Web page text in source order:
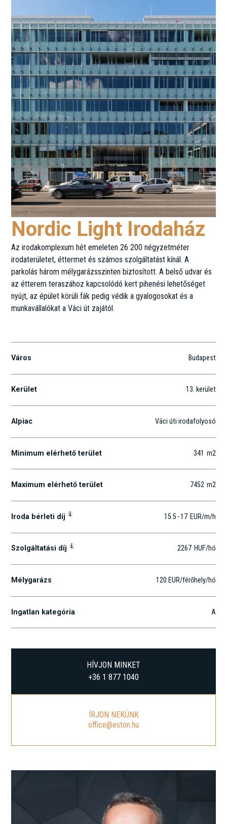
Nordic Light Irodaház
Az irodakomplexum hét emeleten 26 200 négyzetméter
irodaterületet, éttermet és számos szolgáltatást kínál. A
parkolás három mélygarázsszinten biztosított. A belső udvar és
az étterem teraszához kapcsolódó kert pihenési lehetőséget
nyújt, az épület körüli fák pedig védik a gyalogosokat és a
munkavállalókat a Váci út zajától.
Város Budapest
Kerület 13. kerület
Alpiac Váci úti irodafolyosó
Minimum elérhető terület 341 m2
Maximum elérhető terület 7452 m2
Iroda bérleti díj i 15.5-17 EUR/m/h
Szolgáltatási díj i 2267 HUF/hó
Mélygarázs 120 EUR/férőhely/hó
Ingatlan kategória A
HÍVJON MINKET
+36 1 877 1040
ÍRJON NEKÜNK
office@eston.hu